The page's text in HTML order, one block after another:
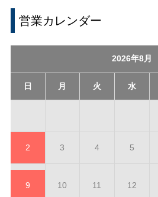
営業カレンダー
2026年8月
日 月 火 水
2 3 4 5
9 10 11 12